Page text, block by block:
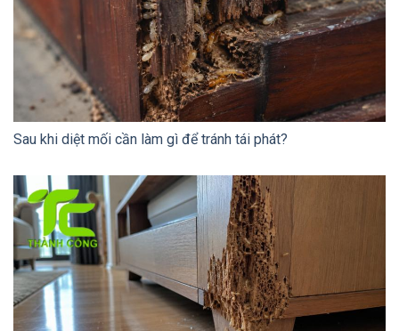
Sau khi diệt mối cần làm gì để tránh tái phát?